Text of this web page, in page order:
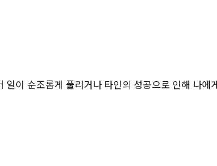
이 순조롭게 풀리거나 타인의 성공으로 인해 나에